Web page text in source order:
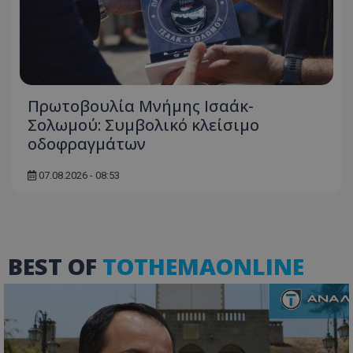
Πρωτοβουλία Μνήμης Ισαάκ-
Σολωμού: Συμβολικό κλείσιμο
οδοφραγμάτων
07.08.2026 - 08:53
BEST OF TOTHEMAONLINE
ASP.NET_SessionId
Microsoft Corporation